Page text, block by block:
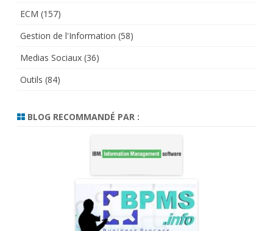
ECM (157)
Gestion de l'Information (58)
Medias Sociaux (36)
Outils (84)
BLOG RECOMMANDÉ PAR :